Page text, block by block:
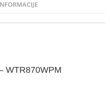
WTR870WPM